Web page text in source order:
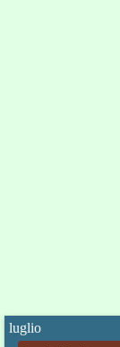
luglio